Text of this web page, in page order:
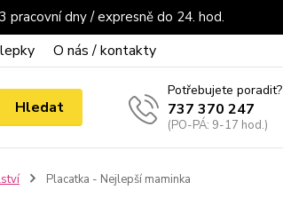
pracovní dny / expresně do 24. hod.
O nás / kontakty
Hledat
Potřebujete poradit?
737 370 247
(PO-PÁ: 9-17 hod.)
Placatka - Nejlepší maminka